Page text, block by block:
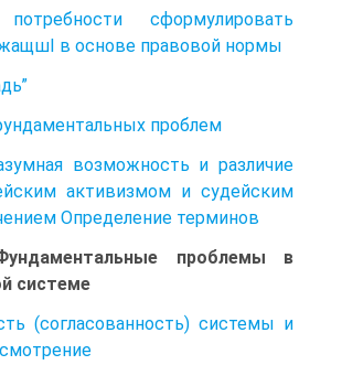
сформулировать
в основе правовой нормы
проблем
возможность и различие
активизмом и судейским
Определение терминов
проблемы в
системе
(согласованность) системы и